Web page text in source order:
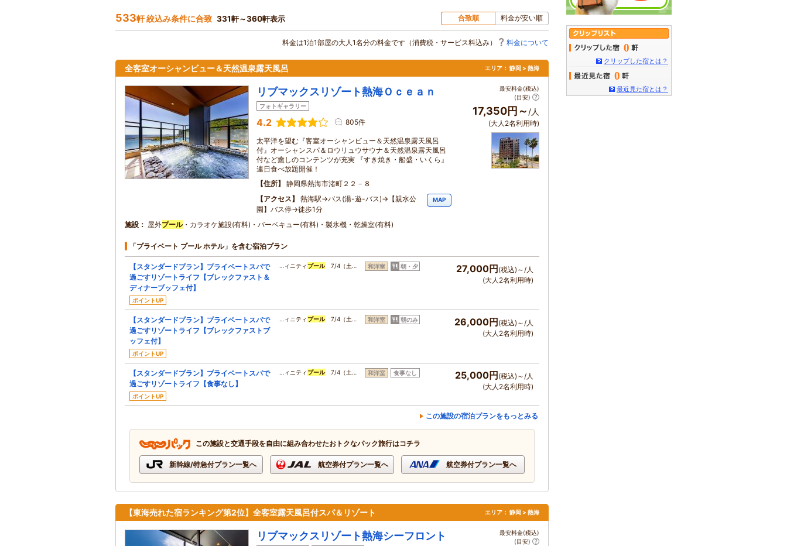
533軒 絞込み条件に合致 331軒～360軒表示 合致順 料金が安い順
料金は1泊1部屋の大人1名分の料金です（消費税・サービス料込み） 料金について
全客室オーシャンビュー＆天然温泉露天風呂 エリア： 静岡 > 熱海
リブマックスリゾート熱海Ｏｃｅａｎ
フォトギャラリー
4.2 805件
太平洋を望む『客室オーシャンビュー＆天然温泉露天風呂
付』オーシャンスパ＆ロウリュウサウナ＆天然温泉露天風呂
付など癒しのコンテンツが充実 『すき焼き・船盛・いくら』
連日食べ放題開催！
住所
静岡県熱海市渚町２２－８
アクセス
熱海駅→バス(湯-遊-バス)→【親水公
園】バス停→徒歩1分
MAP
最安料金(税込)
(目安)
17,350円～ /人
(大人2名利用時)
施設 屋外プール・カラオケ施設(有料)・バーベキュー(有料)・製氷機・乾燥室(有料)
「プライベート プール ホテル」を含む宿泊プラン
【スタンダードプラン】プライベートスパで
過ごすリゾートライフ【ブレックファスト＆
ディナーブッフェ付】
ポイントUP
…ィニティ プール7/4（土… 和洋室 朝・夕 27,000円 (税込)～/人
(大人2名利用時)
【スタンダードプラン】プライベートスパで
過ごすリゾートライフ【ブレックファストブ
ッフェ付】
ポイントUP
…ィニティ プール7/4（土… 和洋室 朝のみ 26,000円 (税込)～/人
(大人2名利用時)
【スタンダードプラン】プライベートスパで
過ごすリゾートライフ【食事なし】
ポイントUP
…ィニティ プール7/4（土… 和洋室 食事なし 25,000円 (税込)～/人
(大人2名利用時)
この施設の宿泊プランをもっとみる
この施設と交通手段を自由に組み合わせたおトクなパック旅行はコチラ
新幹線/特急付プラン一覧へ 航空券付プラン一覧へ 航空券付プラン一覧へ
【東海売れた宿ランキング第2位】全客室露天風呂付スパ＆リゾート エリア： 静岡 > 熱海
リブマックスリゾート熱海シーフロント
最安料金(税込)
(目安)
0
クリップした宿とは？
0
最近見た宿とは？